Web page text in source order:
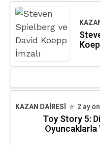
KAZAN DAIRESI 2 ay
Toy Story 5: